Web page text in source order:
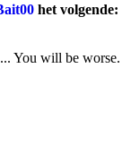
het volgende:
You will be worse.